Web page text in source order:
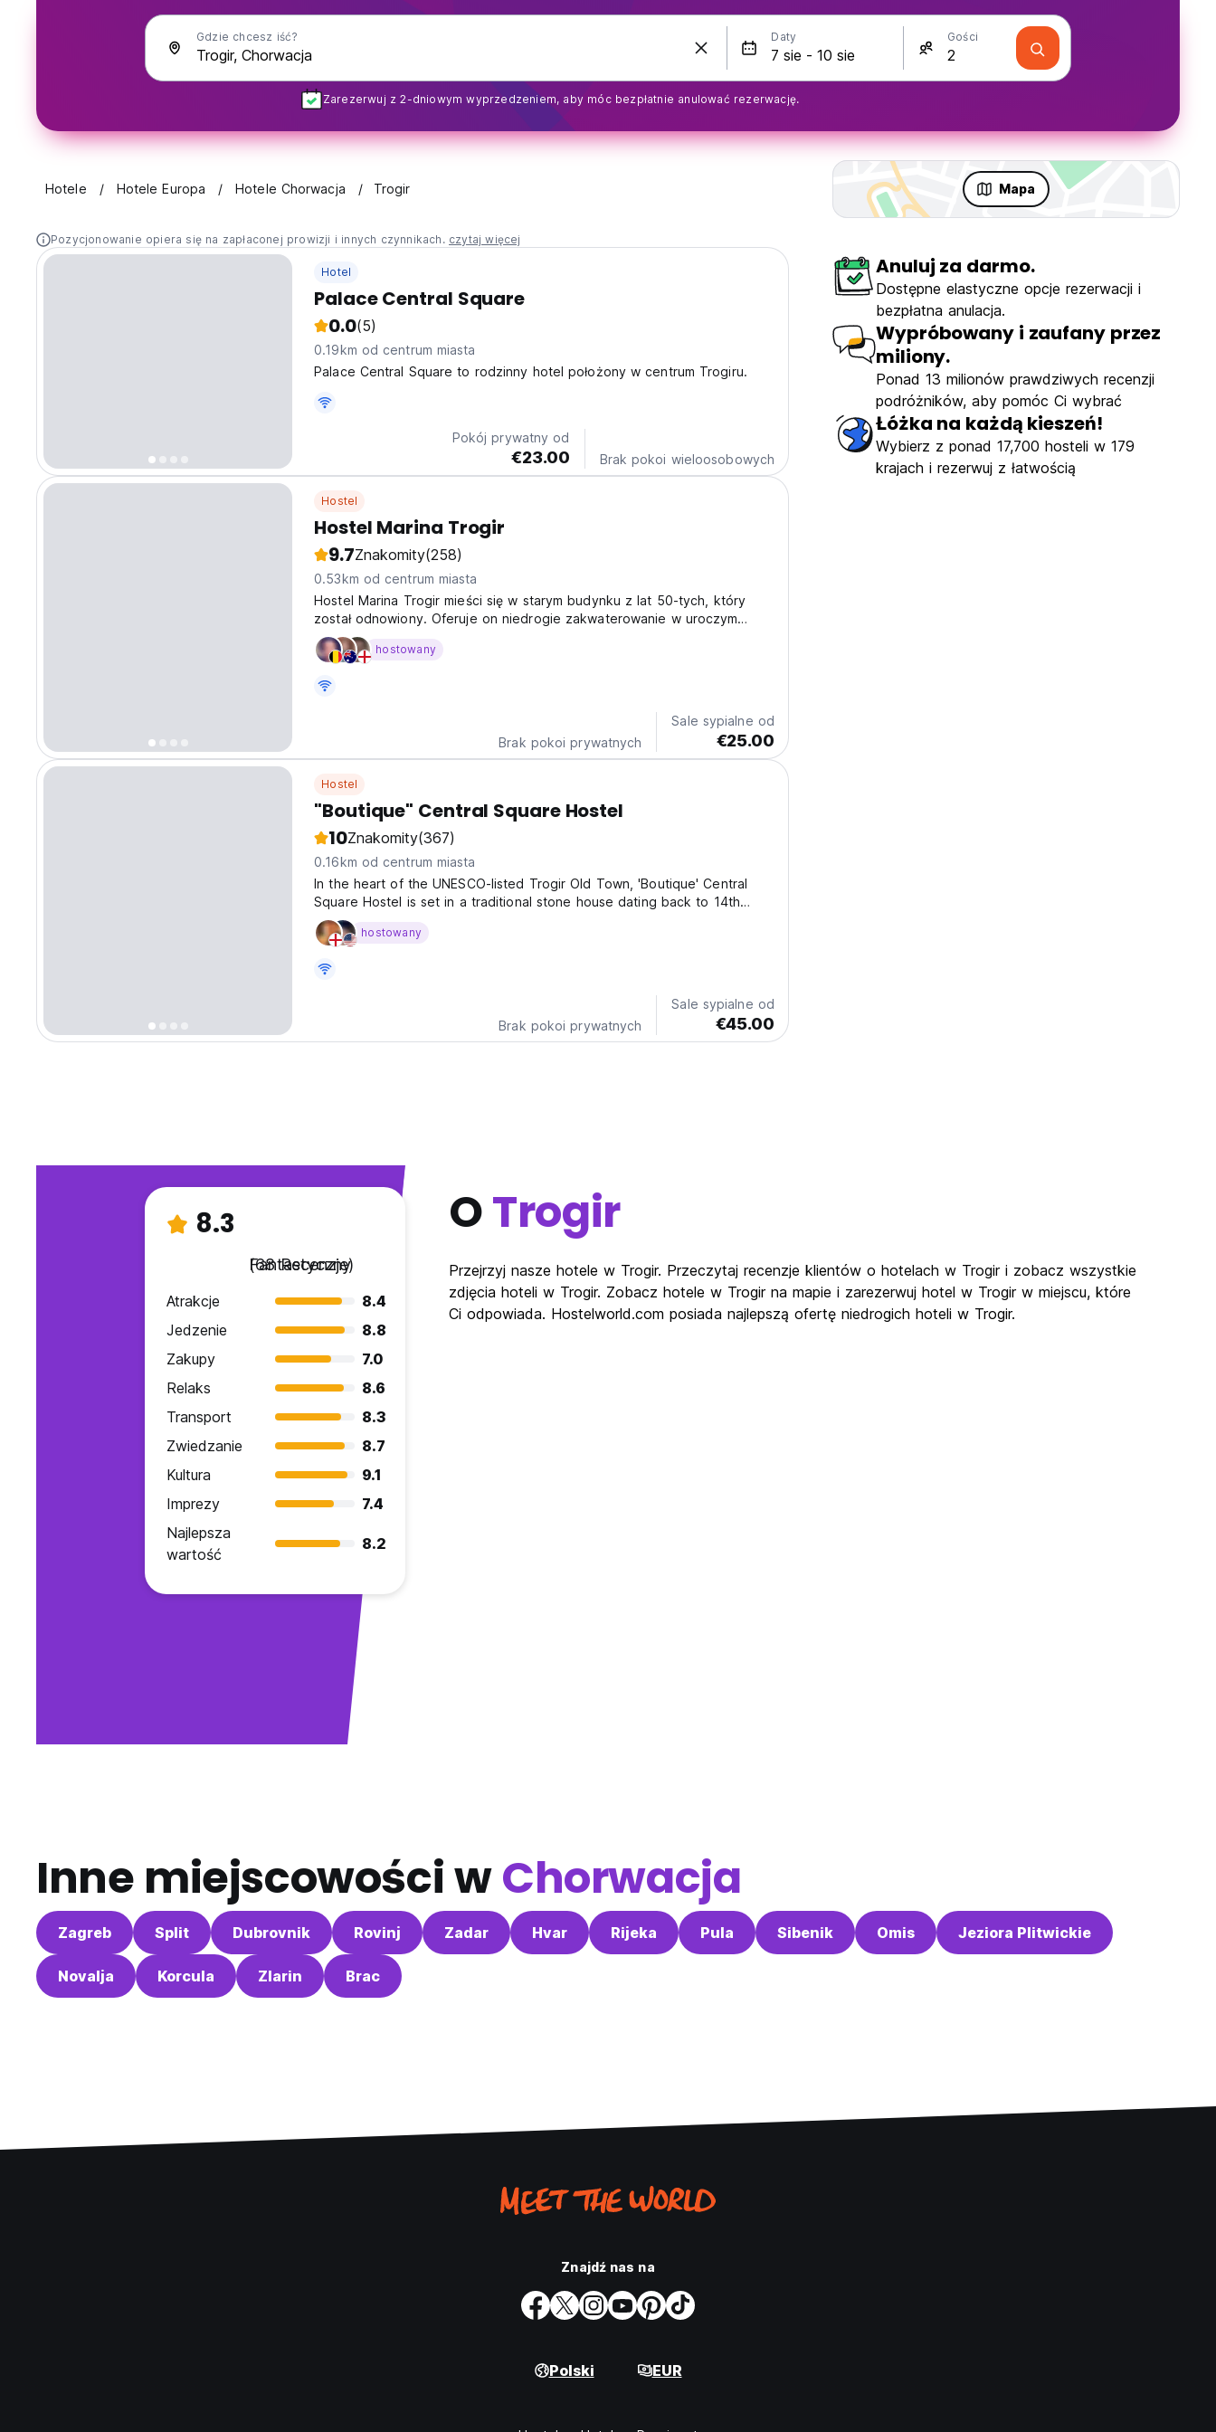
Gdzie chcesz iść? Daty Gości
Zarezerwuj z 2-dniowym wyprzedzeniem, aby móc bezpłatnie anulować rezerwację.
Hotele Hotele Europa Hotele Chorwacja Trogir Mapa
Pozycjonowanie opiera się na zapłaconej prowizji i innych czynnikach. czytaj więcej
Hotel
Palace Central Square
0.0(5)
0.19km od centrum miasta
Palace Central Square to rodzinny hotel położony w centrum Trogiru.
Pokój prywatny od
€23.00 Brak pokoi wieloosobowych
Hostel
Hostel Marina Trogir
9.7Znakomity(258)
0.53km od centrum miasta
Hostel Marina Trogir mieści się w starym budynku z lat 50-tych, który
został odnowiony. Oferuje on niedrogie zakwaterowanie w uroczym
mieście Trogir.
hostowany
Brak pokoi prywatnych
Sale sypialne od
€25.00
Hostel
"Boutique" Central Square Hostel
10Znakomity(367)
0.16km od centrum miasta
In the heart of the UNESCO-listed Trogir Old Town, 'Boutique' Central
Square Hostel is set in a traditional stone house dating back to 14th
century. It offers modern-style accommodation fitted with free WiFi. An
on-site restaurant serving Dalmatian dishes...
hostowany
Brak pokoi prywatnych
Sale sypialne od
€45.00
Anuluj za darmo.
Dostępne elastyczne opcje rezerwacji i
bezpłatna anulacja.
Wypróbowany i zaufany przez
miliony.
Ponad 13 milionów prawdziwych recenzji
podróżników, aby pomóc Ci wybrać
Łóżka na każdą kieszeń!
Wybierz z ponad 17,700 hosteli w 179
krajach i rezerwuj z łatwością
8.3
Fantastyczny
(68 Recenzje)
Atrakcje
8.4
Jedzenie
8.8
Zakupy
7.0
Relaks
8.6
Transport
8.3
Zwiedzanie
8.7
Kultura
9.1
Imprezy
7.4
Najlepsza
wartość
8.2
OTrogir
Przejrzyj nasze hotele w Trogir. Przeczytaj recenzje klientów o hotelach w Trogir i zobacz wszystkie
zdjęcia hoteli w Trogir. Zobacz hotele w Trogir na mapie i zarezerwuj hotel w Trogir w miejscu, które
Ci odpowiada. Hostelworld.com posiada najlepszą ofertę niedrogich hoteli w Trogir.
Inne miejscowości wChorwacja
Zagreb Split Dubrovnik Rovinj Zadar Hvar Rijeka Pula Sibenik Omis Jeziora Plitwickie
Novalja Korcula Zlarin Brac
Znajdź nas na
Polski EUR